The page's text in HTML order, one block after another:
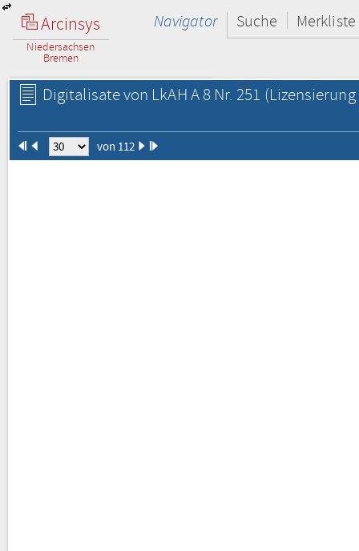
Arcinsys
Niedersachsen
Bremen
Navigator Suche Merkliste
Digitalisate von LkAH A 8 Nr. 251
von 112